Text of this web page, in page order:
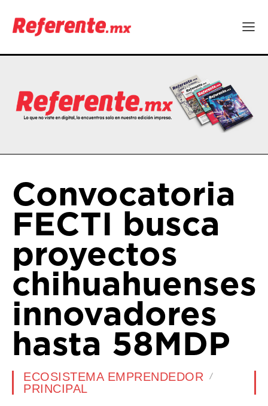
Convocatoria
FECTI busca
proyectos
chihuahuenses
innovadores
hasta 58MDP
ECOSISTEMA EMPRENDEDOR
PRINCIPAL